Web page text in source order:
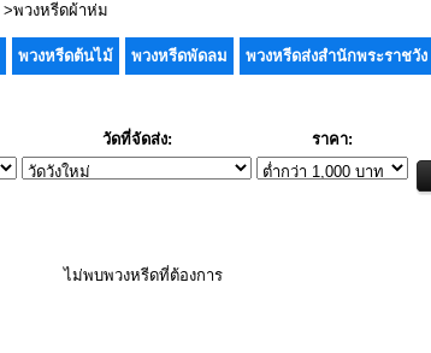
>พวงหรีดผ้าห่ม
พวงหรีดต้นไม้ พวงหรีดพัดลม พวงหรีดส่งสำนักพระราชวัง
วัดที่จัดส่ง: ราคา:
ไม่พบพวงหรีดที่ต้องการ